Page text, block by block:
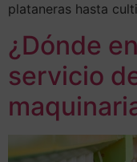
plataneras hasta
¿Dónde
servicio